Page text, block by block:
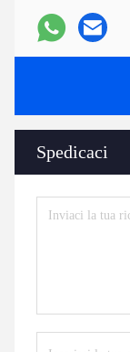
Spedicaci